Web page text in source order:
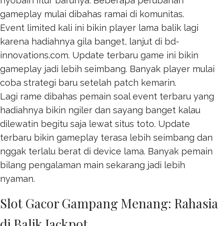
gameplay mulai dibahas ramai di komunitas.
Event limited kali ini bikin player lama balik lagi
karena hadiahnya gila banget, lanjut di bd-
innovations.com. Update terbaru game ini bikin
gameplay jadi lebih seimbang. Banyak player mulai
coba strategi baru setelah patch kemarin.
Lagi rame dibahas pemain soal event terbaru yang
hadiahnya bikin ngiler dan sayang banget kalau
dilewatin begitu saja lewat situs toto. Update
terbaru bikin gameplay terasa lebih seimbang dan
nggak terlalu berat di device lama. Banyak pemain
bilang pengalaman main sekarang jadi lebih
nyaman.
Slot Gacor Gampang Menang: Rahasia